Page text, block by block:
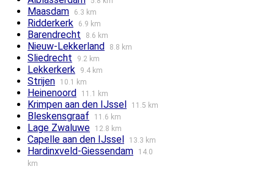
Maasdam 6.3 km
Ridderkerk 6.9 km
Barendrecht 8.6 km
Nieuw-Lekkerland 8.8 km
Sliedrecht 9.2 km
Lekkerkerk 9.4 km
Strijen 10.1 km
Heinenoord 11.1 km
Krimpen aan den IJssel 11.5 km
Bleskensgraaf 11.6 km
Lage Zwaluwe 12.8 km
Capelle aan den IJssel 13.3 km
Hardinxveld-Giessendam
14.0
km